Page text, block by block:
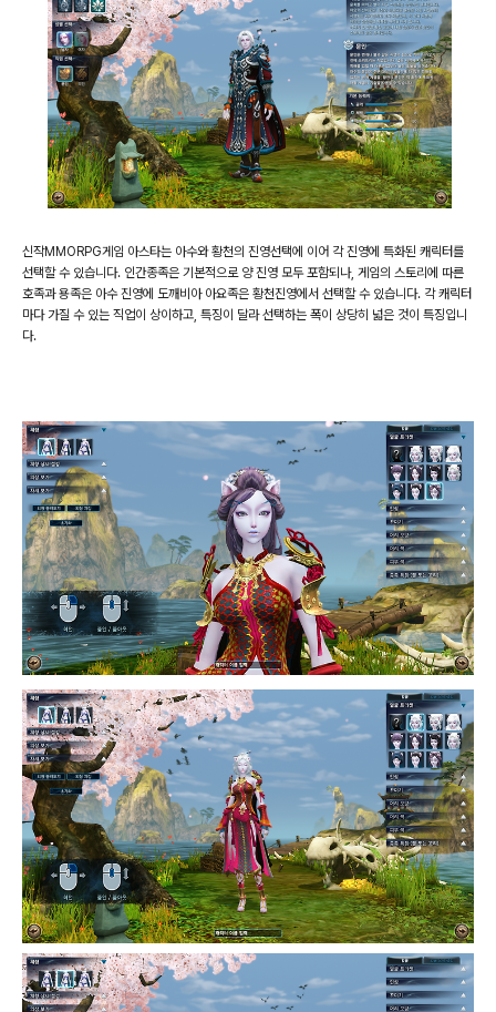
신작MMORPG게임 아스타는 아수와 황천의 진영선택에 이어 각 진영에 특화된 캐릭터를
선택할 수 있습니다. 인간종족은 기본적으로 양 진영 모두 포함되나, 게임의 스토리에 따른
호족과 용족은 아수 진영에 도깨비아 아요족은 황천진영에서 선택할 수 있습니다. 각 캐릭터
마다 가질 수 있는 직업이 상이하고 특징이 달라 선택하는 폭이 상당히 넓은 것이 특징입니
다.